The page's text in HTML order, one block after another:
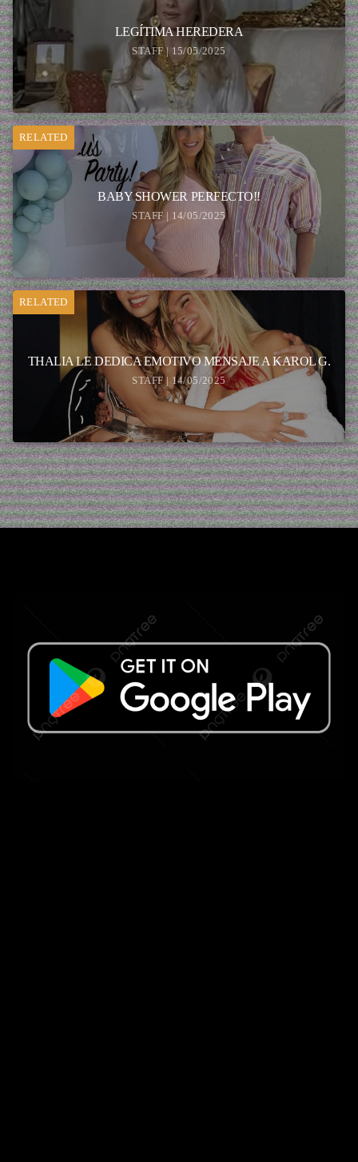
LEGÍTIMA HEREDERA
STAFF | 15/05/2025
RELATED
BABY SHOWER PERFECTO!!
STAFF | 14/05/2025
RELATED
THALIA LE DEDICA EMOTIVO MENSAJE A KAROL G.
STAFF | 14/05/2025